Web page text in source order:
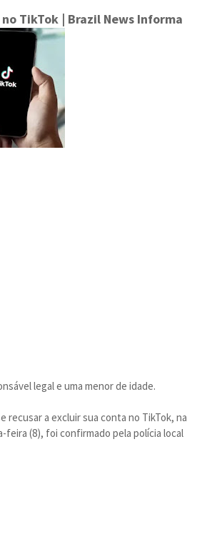
TikTok | Brazil News Informa
legal e uma menor de idade.
recusar a excluir sua conta no TikTok, na
feira (8), foi confirmado pela polícia local